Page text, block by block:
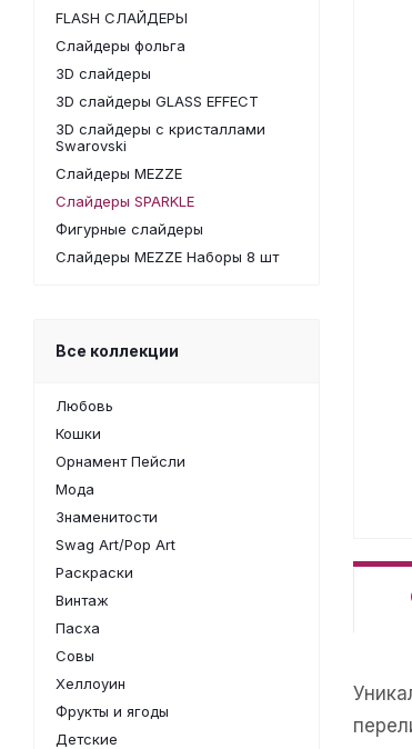
FLASH СЛАЙДЕРЫ
Слайдеры фольга
3D слайдеры
3D слайдеры GLASS EFFECT
3D слайдеры с кристаллами
Swarovski
Слайдеры MEZZE
Слайдеры SPARKLE
Фигурные слайдеры
Слайдеры MEZZE Наборы 8 шт
Все коллекции
Любовь
Кошки
Орнамент Пейсли
Мода
Знаменитости
Swag Art/Pop Art
Раскраски
Винтаж
Пасха
Совы
Хеллоуин
Фрукты и ягоды
Детские